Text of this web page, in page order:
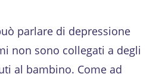
parlare di depressione
non sono collegati a degli
al bambino. Come ad